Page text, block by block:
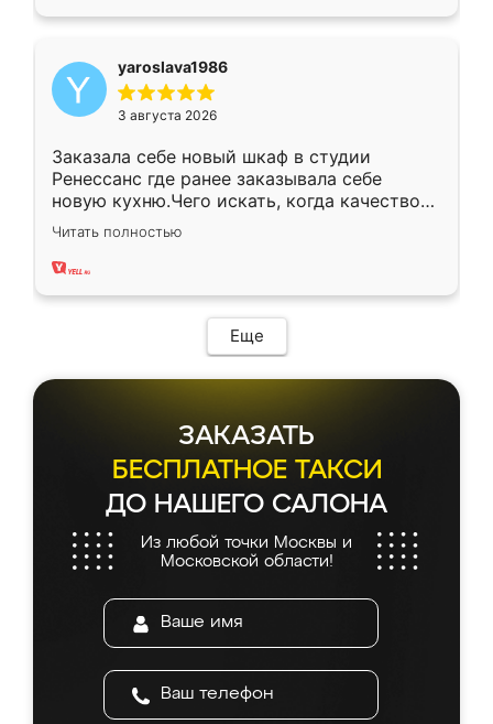
yaroslava1986
3 августа 2026
Заказала себе новый шкаф в студии
Ренессанс где ранее заказывала себе
новую кухню.Чего искать, когда качеством
вполне довольна. Служит кухня уже почти
два года, нареканий нет.
Читать полностью
Еще
ЗАКАЗАТЬ
БЕСПЛАТНОЕ ТАКСИ
ДО НАШЕГО САЛОНА
Из любой точки Москвы и
Московской области!